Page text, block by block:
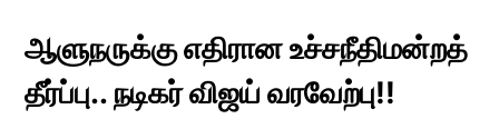
ஆளுநருக்கு எதிரான உச்சநீதிமன்றத்
தீர்ப்பு.. நடிகர் விஜய் வரவேற்பு!!